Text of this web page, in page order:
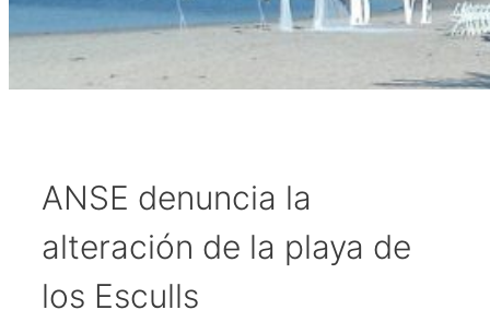
ANSE denuncia la
alteración de la playa de
los Esculls